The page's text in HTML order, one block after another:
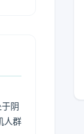
阴
人群